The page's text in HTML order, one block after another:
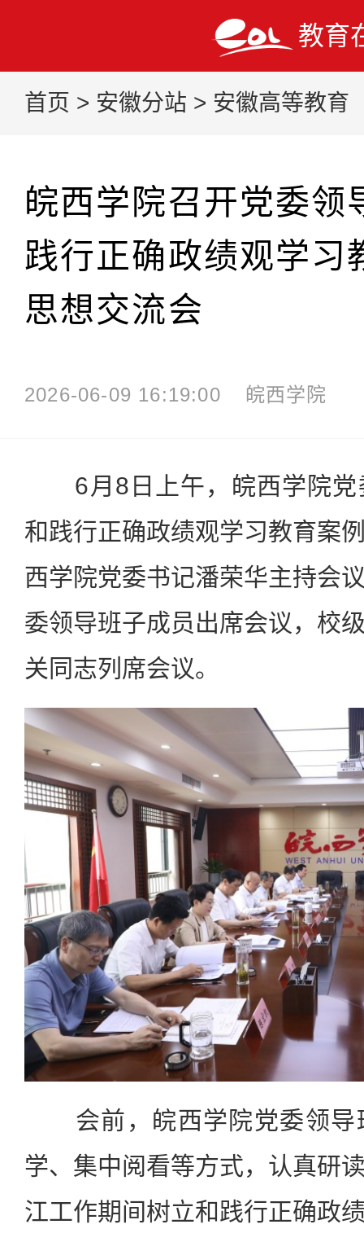
教育
首页 > 安徽分站 > 安徽高等教育
皖西学院召开党委领
践行正确政绩观学习
思想交流会
2026-06-09 16:19:00 皖西学院
6月8日上午，皖西学院党
和践行正确政绩观学习教育案
西学院党委书记潘荣华主持会
委领导班子成员出席会议，校
关同志列席会议。
会前，皖西学院党委领导
学、集中阅看等方式，认真研
江工作期间树立和践行正确政